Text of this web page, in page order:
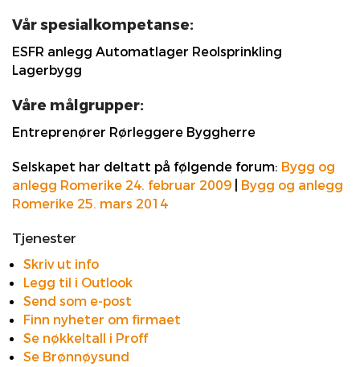
Vår spesialkompetanse:
ESFR anlegg Automatlager Reolsprinkling
Lagerbygg
Våre målgrupper:
Entreprenører Rørleggere Byggherre
Selskapet har deltatt på følgende forum: Bygg og
anlegg Romerike 24. februar 2009
Bygg og anlegg
Romerike 25. mars 2014
Tjenester
Skriv ut info
Legg til i Outlook
Send som e-post
Finn nyheter om firmaet
Se nøkkeltall i Proff
Se Brønnøysund